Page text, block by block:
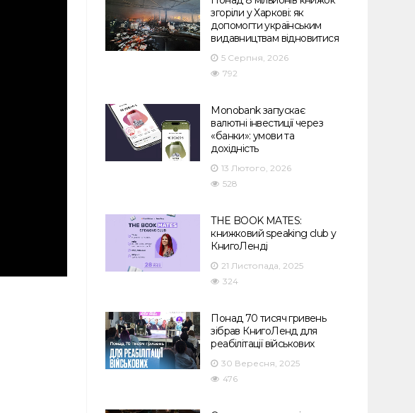
згоріли у Харкові: як
допомогти українським
видавництвам відновитися
5 Серпня, 2026
792
Monobank запускає
валютні інвестиції через
«банки»: умови та
дохідність
13 Лютого, 2026
528
THE BOOK MATES:
книжковий speaking club у
КнигоЛенді
21 Листопада, 2025
324
Понад 70 тисяч гривень
зібрав КнигоЛенд для
реабілітації військових
30 Вересня, 2025
476